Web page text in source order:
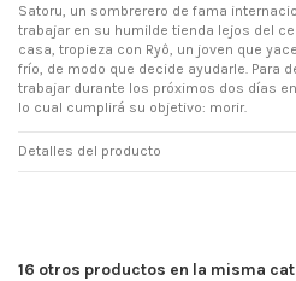
Satoru, un sombrerero de fama
trabajar en su humilde tienda lejos del
casa, tropieza con Ryô, un joven que
frío, de modo que decide ayudarle. Para
trabajar durante los próximos dos días
lo cual cumplirá su objetivo: morir.
Detalles del producto
16 otros productos en la misma